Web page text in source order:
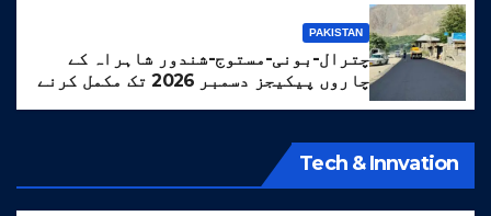
PAKISTAN
چترال-بونی-مستوج-شندور شاہراہ کے
چاروں پیکیجز دسمبر 2026 تک مکمل کرنے
Tech & Innvation